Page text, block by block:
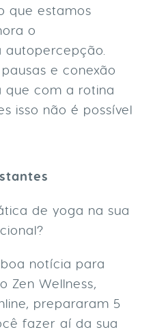
que estamos
o
e conexão
com a rotina
isso não é possível
de yoga na sua
notícia para
Zen Wellness,
prepararam 5
fazer aí da sua